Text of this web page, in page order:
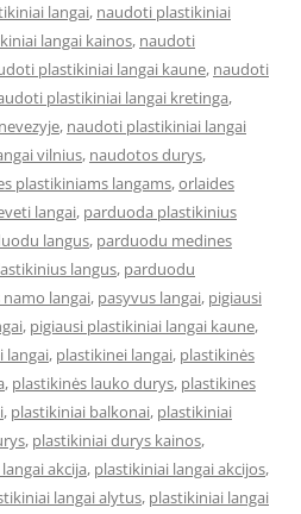
langai, naudoti plastikiniai
langai kainos, naudoti
plastikiniai langai kaune, naudoti
plastikiniai langai kretinga,
, naudoti plastikiniai langai
vilnius, naudotos durys,
plastikiniams langams,orlaides
langai, parduoda plastikinius
langus, parduodu medines
langus, parduodu
namo langai, pasyvus langai, pigiausi
, pigiausi plastikiniai langai kaune,
langai, plastikinei langai, plastikinės
, plastikinės lauko durys, plastikines
, plastikiniai balkonai, plastikiniai
, plastikiniai durys kainos,
akcija, plastikiniai langai akcijos,
langai alytus, plastikiniai langai